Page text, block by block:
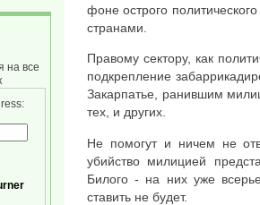
фоне острого
странами.
Правому сектору, как
подкрепление
Закарпатье, ранившим
тех, и других.
Не помогут и ничем не
убийство милицией
Билого - на них уже
ставить не будет.
на все